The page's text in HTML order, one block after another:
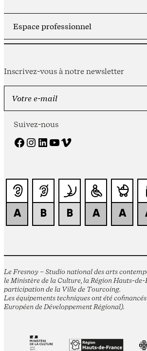
Inscrivez-vous à notre newsletter
Suivez-nous
Facebook Instagram LinkedIn YouTube Vimeo
Le Fresnoy – Studio national des arts
le Ministère de la Culture, la Région Hauts-
participation de la Ville de Tourcoing.
Les équipements techniques ont été
Européen de Développement Régional).